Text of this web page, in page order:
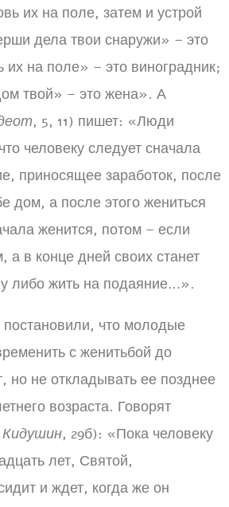
их на поле, затем и устрой
дела твои снаружи» – это
их на поле» – это виноградник;
твой» – это жена». А
, 5, 11) пишет: «Люди
человеку следует сначала
приносящее заработок, после
дом, а после этого жениться
женится, потом – если
а в конце дней своих станет
либо жить на подаяние…».
что молодые
с женитьбой до
но не откладывать ее позднее
возраста. Говорят
Кидушин, 29б): «Пока человеку
лет, Святой,
и ждет, когда же он